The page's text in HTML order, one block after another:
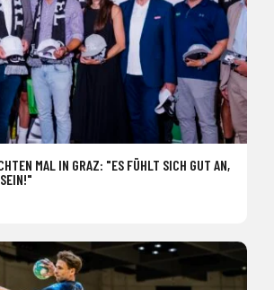
MAL IN GRAZ: "ES FÜHLT SICH GUT AN,